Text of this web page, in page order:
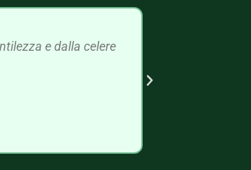
e dalla celere